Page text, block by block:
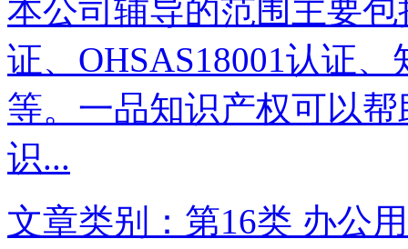
本公司辅导的范围主要包
证、OHSAS18001认证
等。一品知识产权可以
识...
文章类别：第16类 办公